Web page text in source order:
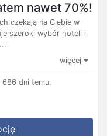
nawet 70%!
czekają na Ciebie w
szeroki wybór hoteli i
więcej
686 dni temu.